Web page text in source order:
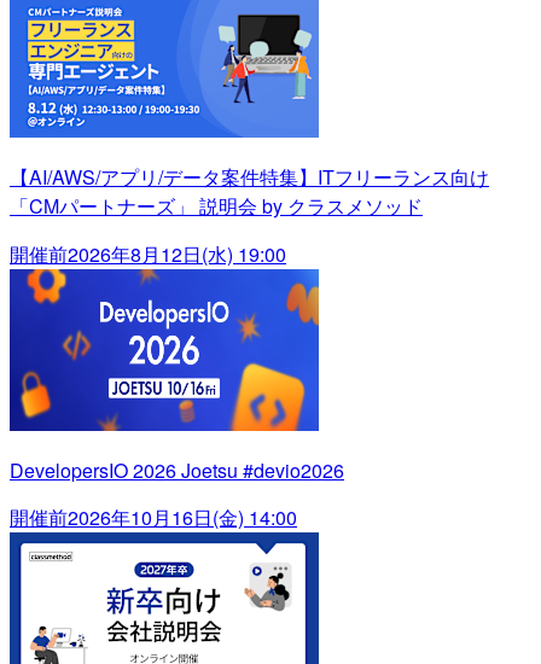
【AI/AWS/アプリ/データ案件特集】ITフリーランス向け
「CMパートナーズ」 説明会 by クラスメソッド
開催前2026年8月12日(水) 19:00
DevelopersIO 2026 Joetsu #devio2026
開催前2026年10月16日(金) 14:00